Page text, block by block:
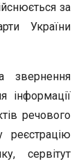
за
України
звернення
інформації
речового
сервітут